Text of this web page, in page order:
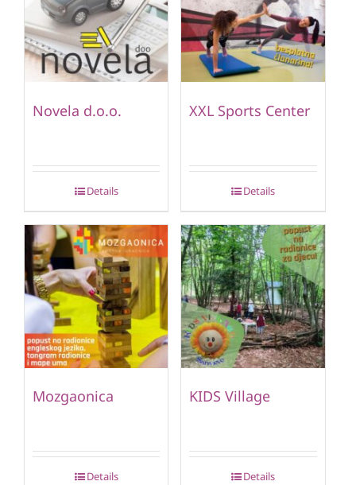
Novela d.o.o.
Details
XXL Sports Center
Details
Mozgaonica
Details
KIDS Village
Details